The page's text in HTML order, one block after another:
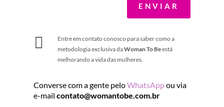
ENVIAR

Entre em contato conosco para saber como a
metodologia exclusiva daWoman To Beestá
melhorando a vida das mulheres.
Converse com a gente peloWhatsAppou via
e-mailcontato@womantobe.com.br